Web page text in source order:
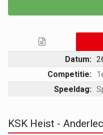
Datum:
Competitie:
Speeldag:
KSK Heist -